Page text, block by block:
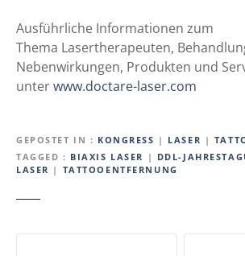
Ausführliche Informationen zum
Thema Lasertherapeuten,
Nebenwirkungen, Produkten und
unterwww.doctare-laser.com
GEPOSTET IN KONGRESS | LASER |
TAGGED
BIAXIS LASER | DDL-
LASER | TATTOOENTFERNUNG